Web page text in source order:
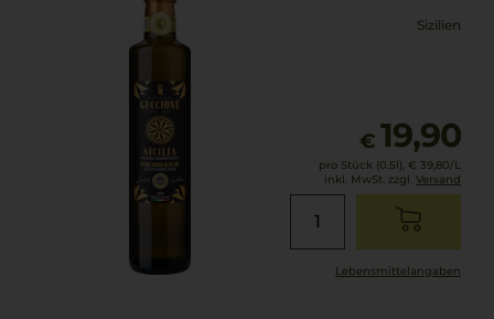
Sizilien
€ 19,90
pro Stück (0.5l), € 39,80/L
inkl. MwSt. zzgl. Versand
Lebensmittel­angaben